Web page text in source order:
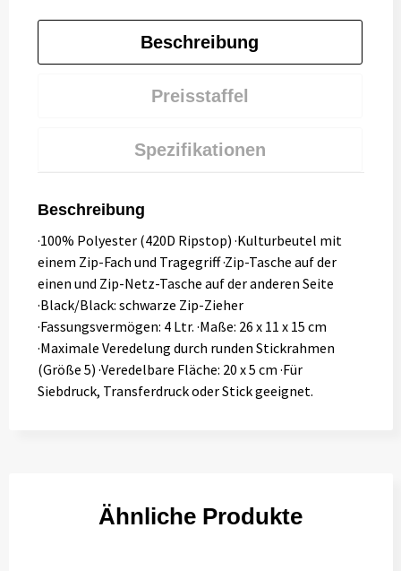
Beschreibung
Preisstaffel
Spezifikationen
Beschreibung
·100% Polyester (420D Ripstop) ·Kulturbeutel mit
einem Zip-Fach und Tragegriff ·Zip-Tasche auf der
einen und Zip-Netz-Tasche auf der anderen Seite
·Black/Black: schwarze Zip-Zieher
·Fassungsvermögen: 4 Ltr. ·Maße: 26 x 11 x 15 cm
·Maximale Veredelung durch runden Stickrahmen
(Größe 5) ·Veredelbare Fläche: 20 x 5 cm ·Für
Siebdruck, Transferdruck oder Stick geeignet.
Ähnliche Produkte